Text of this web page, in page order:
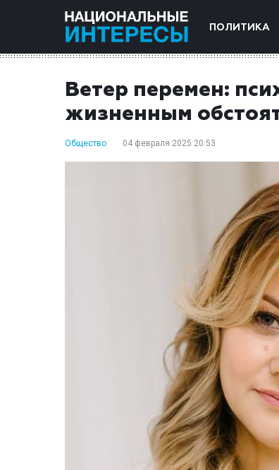
ПОЛИТИКА
Ветер перемен:
жизненным
Общество 04 февраля 2025 20:53